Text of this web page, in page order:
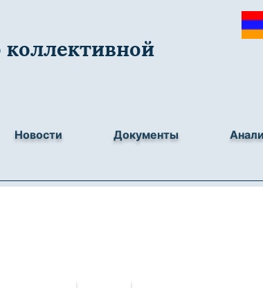
коллективной
Новости Документы